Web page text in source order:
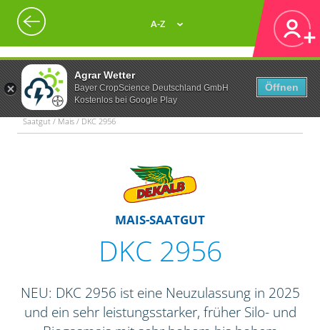
Agrar Wetter
Bayer CropScience Deutschland GmbH
Kostenlos bei Google Play
Öffnen
A-Z
Saatgut / Mais / DKC 2956
MAIS-SAATGUT
DKC 2956
NEU: DKC 2956 ist eine Neuzulassung in 2025
und ein sehr leistungsstarker, früher Silo- und